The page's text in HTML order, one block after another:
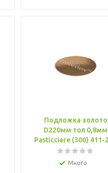
Подложка золото
D220мм тол 0,8мм
Pasticciere (300) 411-
Много